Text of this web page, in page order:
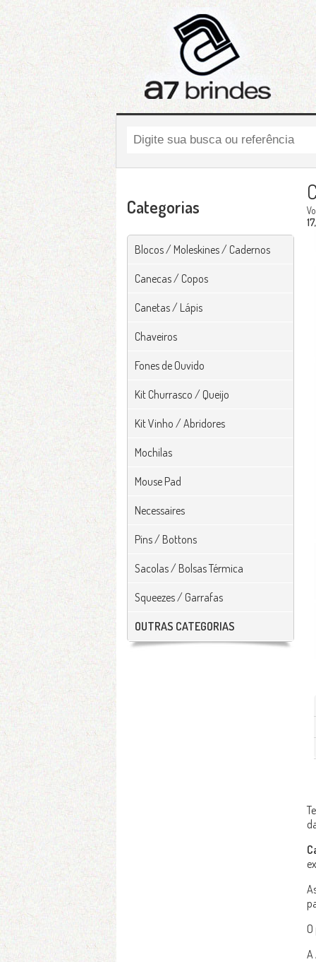
Categorias
Blocos / Moleskines / Cadernos
Canecas / Copos
Canetas / Lápis
Chaveiros
Fones de Ouvido
Kit Churrasco / Queijo
Kit Vinho / Abridores
Mochilas
Mouse Pad
Necessaires
Pins / Bottons
Sacolas / Bolsas Térmica
Squeezes / Garrafas
OUTRAS CATEGORIAS
A